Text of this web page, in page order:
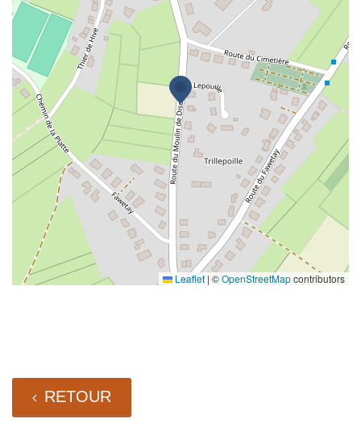
Leaflet | ©OpenStreetMapcontributors
RETOUR